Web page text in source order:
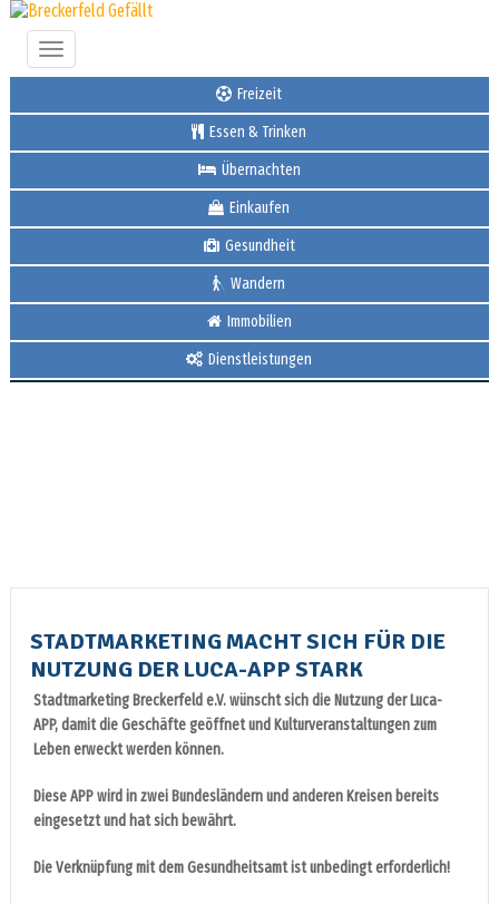
Toggle
navigation
Freizeit
Essen & Trinken
Übernachten
Einkaufen
Gesundheit
Wandern
Immobilien
Dienstleistungen
STADTMARKETING MACHT SICH FÜR DIE
NUTZUNG DER LUCA-APP STARK
Stadtmarketing Breckerfeld e.V. wünscht sich die Nutzung der Luca-
APP, damit die Geschäfte geöffnet und Kulturveranstaltungen zum
Leben erweckt werden können.
Diese APP wird in zwei Bundesländern und anderen Kreisen bereits
eingesetzt und hat sich bewährt.
Die Verknüpfung mit dem Gesundheitsamt ist unbedingt erforderlich!